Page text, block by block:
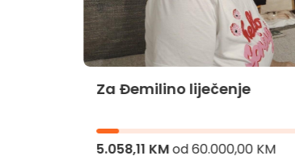
Za Đemilino liječenje
5.058,11 KMod60.000,00 KM